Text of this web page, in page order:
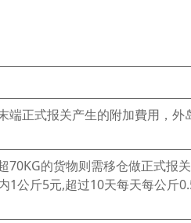
端正式报关产生的附加費用，外
的货物则需移仓做正式报
公斤5元,超过10天每天每公斤